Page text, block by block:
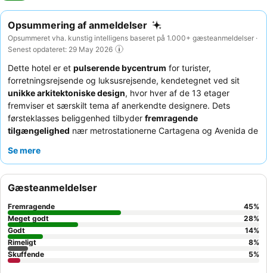
Opsummering af anmeldelser
Opsummeret vha. kunstig intelligens baseret på 1.000+ gæsteanmeldelser ·
Senest opdateret: 29 May 2026
Dette hotel er et pulserende bycentrum for turister,
forretningsrejsende og luksusrejsende, kendetegnet ved sit
unikke arkitektoniske design, hvor hver af de 13 etager
fremviser et særskilt tema af anerkendte designere. Dets
førsteklasses beliggenhed tilbyder fremragende
tilgængelighed nær metrostationerne Cartagena og Avenida de
Ejendommens fremragende facilitet er dens
personalets enestående venlighed og professionalisme
den høje kvalitet og variation af
. For en
forbedret oplevelse kan du overveje at booke et værelse på en
øvre etage for imponerende byudsigt
Se mere
Gæsteanmeldelser
Fremragende 45%
Meget godt
28%
Godt
14%
Rimeligt
8%
Skuffende
5%